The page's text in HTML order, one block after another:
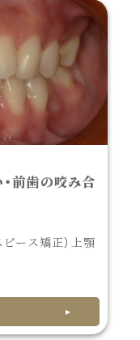
前歯の咬み合
ース矯正）上顎